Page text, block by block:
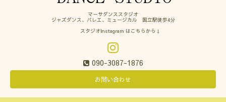
マーサダンススタジオ
ジャズダンス、バレエ、ミュージカル 国立駅徒歩4分
スタジオInstagram はこちらから↓
090-3087-1876
お問い合わせ